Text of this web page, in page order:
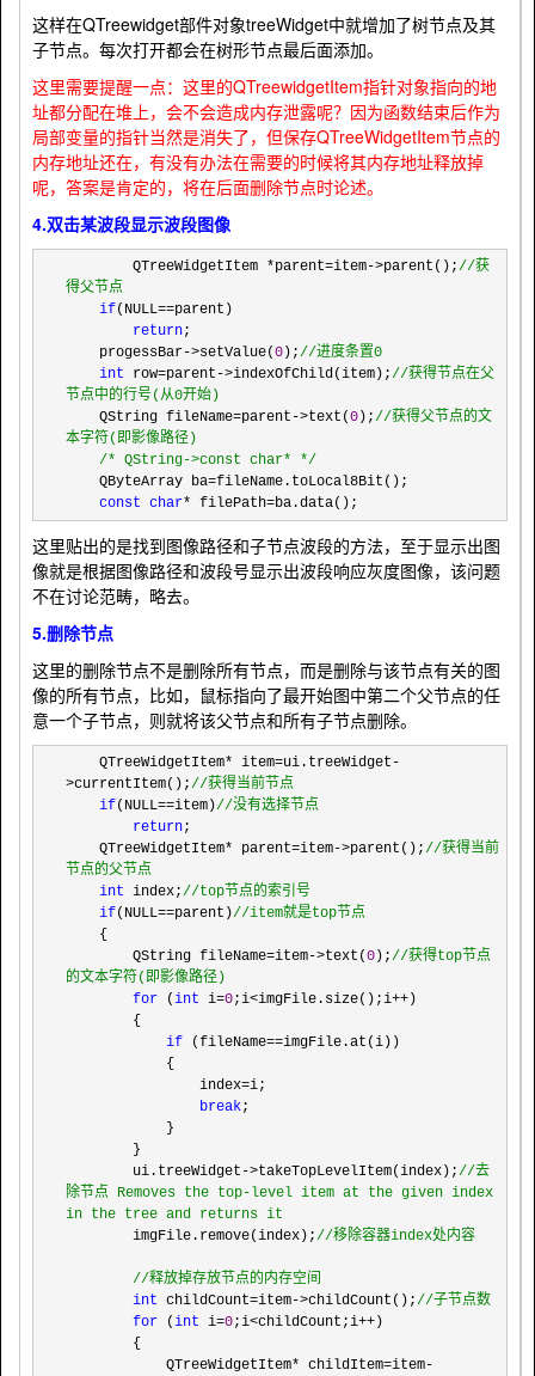
这样在QTreewidget部件对象treeWidget中就增加了树节点及其
子节点。每次打开都会在树形节点最后面添加。
这里需要提醒一点：这里的QTreewidgetItem指针对象指向的地
址都分配在堆上，会不会造成内存泄露呢？因为函数结束后作为
局部变量的指针当然是消失了，但保存QTreeWidgetItem节点的
内存地址还在，有没有办法在需要的时候将其内存地址释放掉
呢，答案是肯定的，将在后面删除节点时论述。
4.双击某波段显示波段图像
        QTreeWidgetItem *parent=item->parent();
//获
得父节点
if(NULL==parent)
return;
    progessBar
->setValue(0 );//进度条置0
int row=parent->indexOfChild(item);//获得节点在父
节点中的行号(从0开始)
    QString fileName=parent->text(
0 );//获得父节点的文
本字符(即影像路径)
/* QString->const char* */
    QByteArray ba
=fileName.toLocal8Bit();
const char* filePath=ba.data();
这里贴出的是找到图像路径和子节点波段的方法，至于显示出图
像就是根据图像路径和波段号显示出波段响应灰度图像，该问题
不在讨论范畴，略去。
5.删除节点
这里的删除节点不是删除所有节点，而是删除与该节点有关的图
像的所有节点，比如，鼠标指向了最开始图中第二个父节点的任
意一个子节点，则就将该父节点和所有子节点删除。
>currentItem();//获得当前节点
if(NULL==item)//没有选择节点
return;
    QTreeWidgetItem
* parent=item->parent();//获得当前
节点的父节点
int index;//top节点的索引号
if(NULL==parent)//item就是top节点
        QString fileName
=item->text(0 );//获得top节点
的文本字符(即影像路径)
for (int i=0;i<imgFile.size();i++ )
if (fileName==imgFile.at(i))
                index
=i;
break;
        ui.treeWidget
->takeTopLevelItem(index);//去
除节点 Removes the top-level item at the given index
in the tree and returns it
        imgFile.remove(index);
//移除容器index处内容
//释放掉存放节点的内存空间
int childCount=item->childCount();//子节点数
for (int i=0;i<childCount;i++ )
            QTreeWidgetItem
* childItem=item-